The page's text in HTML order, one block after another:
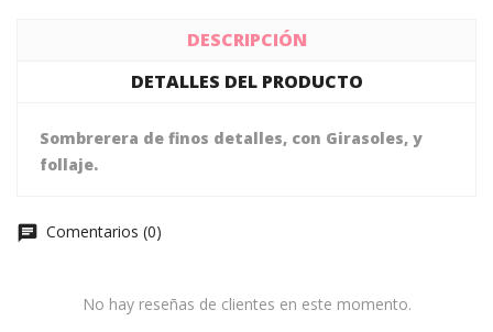
DESCRIPCIÓN
DETALLES DEL PRODUCTO
Sombrerera de finos detalles, con Girasoles, y
follaje.
Comentarios (0)
No hay reseñas de clientes en este momento.